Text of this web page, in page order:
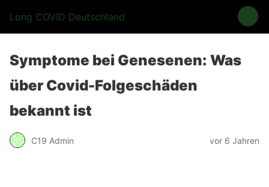
Long COVID Deutschland
Symptome bei Genesenen: Was
über Covid-Folgeschäden
bekannt ist
C19 Admin vor 6 Jahren